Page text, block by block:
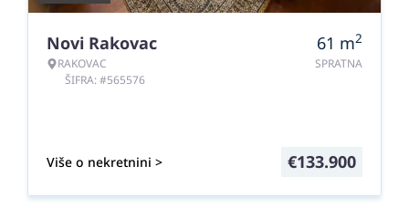
Novi Rakovac
RAKOVAC
ŠIFRA: #565576
61 m2
SPRATNA
Više o nekretnini > €133.900